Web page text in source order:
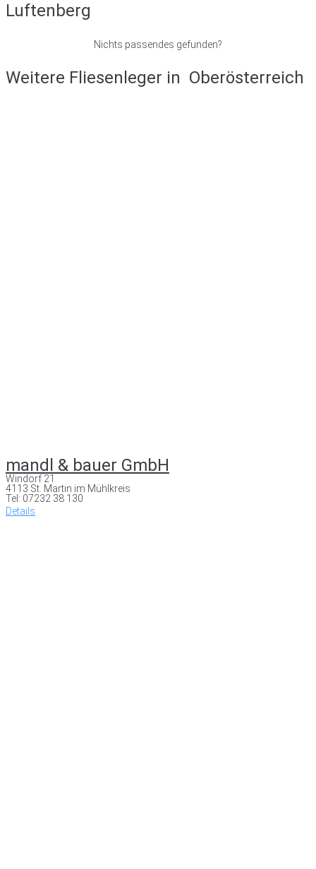
Luftenberg
Nichts passendes gefunden?
Weitere Fliesenleger in Oberösterreich
mandl & bauer GmbH
Windorf 21
4113 St. Martin im Mühlkreis
Tel: 07232 38 130
Details